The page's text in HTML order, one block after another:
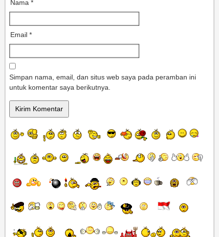
Nama *
Email *
Simpan nama, email, dan situs web saya pada peramban ini
untuk komentar saya berikutnya.